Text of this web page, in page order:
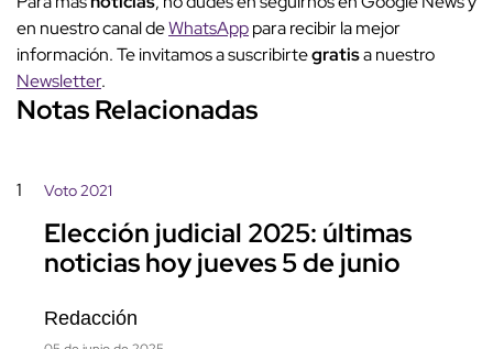
en nuestro canal deWhatsApppara recibir la mejor
información. Te invitamos a suscribirtegratisa nuestro
Newsletter.
Notas Relacionadas
1 Voto 2021
Elección judicial 2025: últimas
noticias hoy jueves 5 de junio
Redacción